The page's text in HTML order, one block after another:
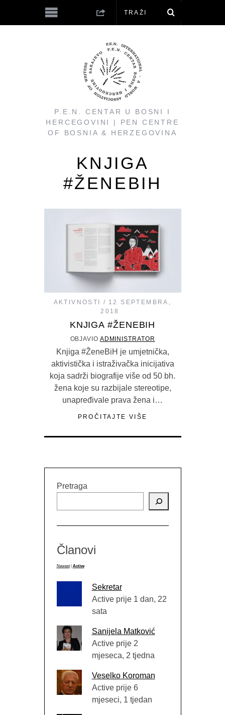
P.E.N. CENTAR U BOSNI I
HERCEGOVINI | PEN CENTRE
OF BOSNIA & HERZEGOVINA
KNJIGA
#ŽENEBIH
AKTIVNOSTI
12 SEPTEMBRA,
2018
KNJIGA #ŽENEBIH
OBJAVIO ADMINISTRATOR
Knjiga #ŽeneBiH je umjetnička,
aktivistička i istraživačka inicijativa
koja sadrži biografije više od 50 bh.
žena koje su razbijale stereotipe,
unapređivale prava žena i…
PROČITAJTE VIŠE
Pretraga
Članovi
Newest Active
Sekretar
Active prije 1 dan, 22
sata
Sanijela Matković
Active prije 2
mjeseca, 2 tjedna
Veselko Koroman
Active prije 6
mjeseci, 1 tjedan